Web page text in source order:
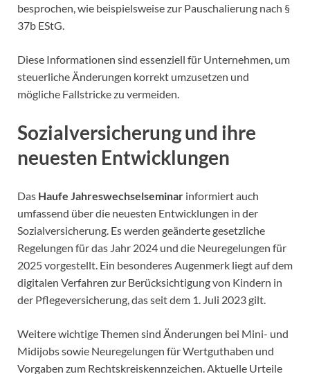
besprochen, wie beispielsweise zur Pauschalierung nach §
37b EStG.
Diese Informationen sind essenziell für Unternehmen, um
steuerliche Änderungen korrekt umzusetzen und
mögliche Fallstricke zu vermeiden.
Sozialversicherung und ihre
neuesten Entwicklungen
Das Haufe Jahreswechselseminar informiert auch
umfassend über die neuesten Entwicklungen in der
Sozialversicherung. Es werden geänderte gesetzliche
Regelungen für das Jahr 2024 und die Neuregelungen für
2025 vorgestellt. Ein besonderes Augenmerk liegt auf dem
digitalen Verfahren zur Berücksichtigung von Kindern in
der Pflegeversicherung, das seit dem 1. Juli 2023 gilt.
Weitere wichtige Themen sind Änderungen bei Mini- und
Midijobs sowie Neuregelungen für Wertguthaben und
Vorgaben zum Rechtskreiskennzeichen. Aktuelle Urteile